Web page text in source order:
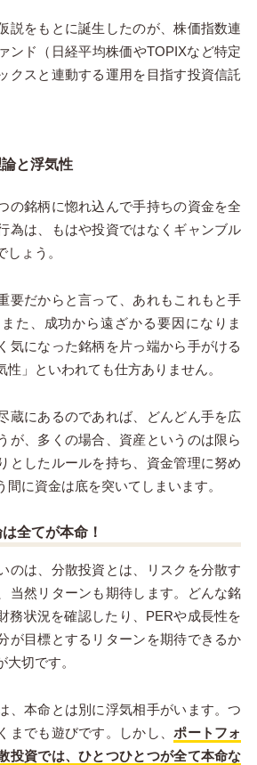
説をもとに誕生したのが、株価指数連
ンド（日経平均株価やTOPIXなど特定
クスと連動する運用を目指す投資信託
と浮気性
の銘柄に惚れ込んで手持ちの資金を全
為は、もはや投資ではなくギャンブル
ょう。
要だからと言って、あれもこれもと手
た、成功から遠ざかる要因になりま
気になった銘柄を片っ端から手がける
性」といわれても仕方ありません。
蔵にあるのであれば、どんどん手を広
が、多くの場合、資産というのは限ら
としたルールを持ち、資金管理に努め
間に資金は底を突いてしまいます。
全てが本命！
のは、分散投資とは、リスクを分散す
当然リターンも期待します。どんな銘
務状況を確認したり、PERや成長性を
が目標とするリターンを期待できるか
切です。
、本命とは別に浮気相手がいます。つ
までも遊びです。しかし、ポートフォ
投資では、ひとつひとつが全て本命な